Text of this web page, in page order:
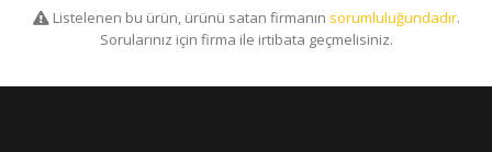
Listelenen bu ürün, ürünü satan firmanın sorumluluğundadır.
Sorularınız için firma ile irtibata geçmelisiniz.